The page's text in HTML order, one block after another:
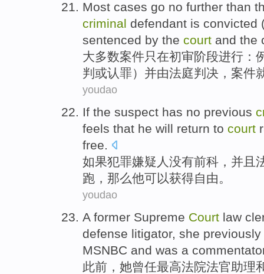
Most cases go no further than
criminal defendant is convicted
sentenced by the court and the
大多数案件只在初审阶段进行：
判 或认罪） 并由法庭判决 ， 案件
youdao
If the suspect has no previous
feels that he will return to court
free.
如果犯罪嫌疑人 没有前科 ， 并且
跑 ，那么他可以获得自由。
youdao
A former Supreme Court law
defense litigator, she previously
MSNBC and was a
此前 ， 她曾任最高法院法官助理